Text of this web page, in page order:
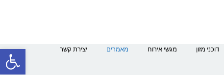
פתח דוכני מזון מגשי אירוח מאמרים יצירת קשר